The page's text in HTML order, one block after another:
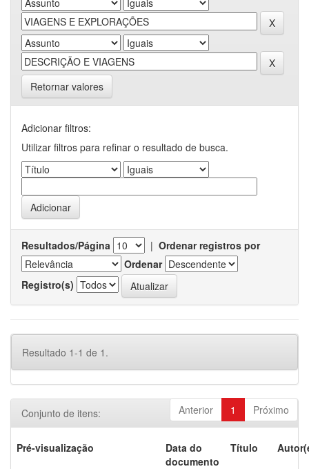
Retornar valores
Adicionar filtros:
Utilizar filtros para refinar o resultado de busca.
Resultados/Página | Ordenar registros por
Ordenar
Registro(s)
Resultado 1-1 de 1.
Anterior 1 Próximo
Conjunto de itens:
Pré-visualização
Data do
documento
Título